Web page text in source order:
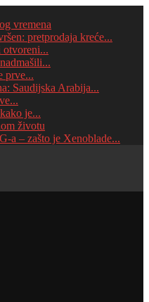
vremena
pretprodaja kreće...
otvoreni...
prve...
Saudijska Arabija...
je...
životu
a – zašto je Xenoblade...